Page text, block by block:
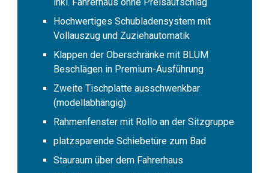
Hochwertiges Schubladensystem mit
Vollauszug und Zuziehautomatik
Klappen der Oberschränke mit BLUM
Beschlägen in Premium-Ausführung
Zweite Tischplatte ausschwenkbar
(modellabhängig)
Rahmenfenster mit Rollo an der Sitzgruppe
platzsparende Schiebetüre zum Bad
Stauraum über dem Fahrerhaus